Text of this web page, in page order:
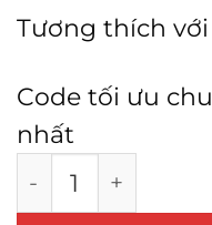
Tương thích
Code tối ưu
nhất
Mẫu Website In